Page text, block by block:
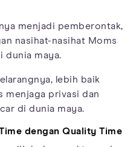
menjadi pemberontak,
nasihat-nasihat Moms
dunia maya.
lebih baik
menjaga privasi dan
di dunia maya.
dengan Quality Time